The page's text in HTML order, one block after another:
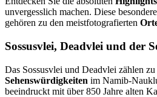
unvergesslich machen. Diese
gehören zu den meistfotografierten
Sossusvlei, Deadvlei und der
Das Sossusvlei und Deadvlei zählen zu
Sehenswürdigkeiten im Namib-
beeindruckt mit über 850 Jahre alten